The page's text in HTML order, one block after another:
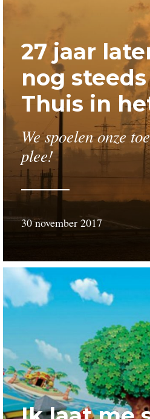
27 jaar
nog
Thuis in
We spoelen onze
plee!
30 november 2017 door